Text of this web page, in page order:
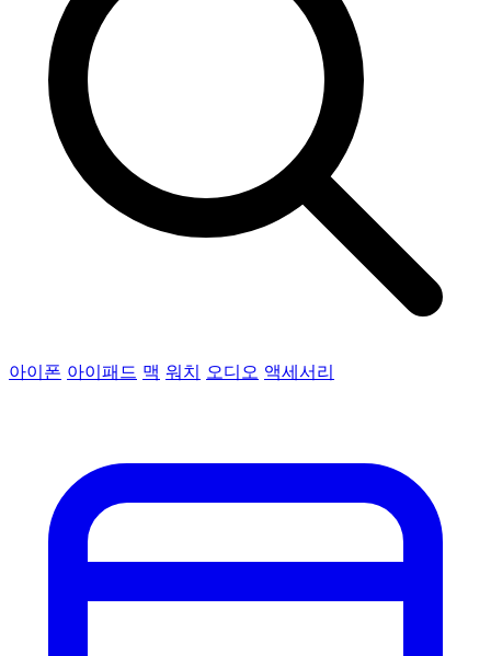
아이폰 아이패드 맥 워치 오디오 액세서리